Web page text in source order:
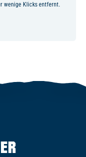
wenige Klicks entfernt.